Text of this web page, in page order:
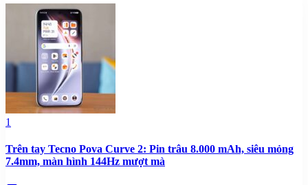
1
Trên tay Tecno Pova Curve 2: Pin trâu 8.000 mAh, siêu mỏng
7.4mm, màn hình 144Hz mượt mà